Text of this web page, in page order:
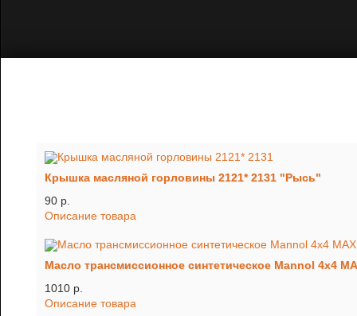
Крышка масляной горловины 2121* 2131 "Рысь"
90 p.
Описание товара
Масло трансмиссионное синтетическое Mannol 4x4
1010 p.
Описание товара